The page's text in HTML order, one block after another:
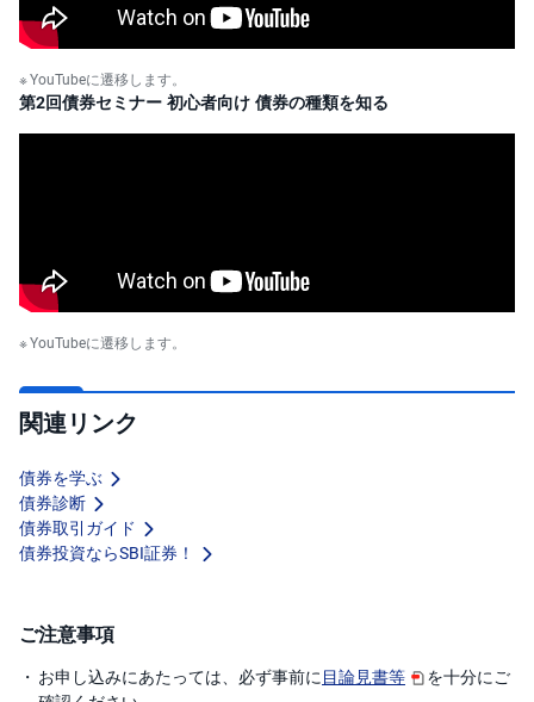
YouTubeに遷移します。
第2回債券セミナー 初心者向け 債券の種類を知る
YouTubeに遷移します。
関連リンク
債券を学ぶ
債券診断
債券取引ガイド
債券投資ならSBI証券！
ご注意事項
お申し込みにあたっては、必ず事前に 目論見書等
を十分にご